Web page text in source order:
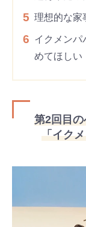
5 理想的な家
6 イクメンパ
めてほしい
第2回目
「イク